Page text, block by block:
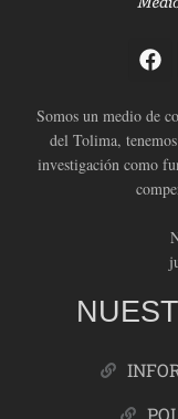
Somos un medio de
del Tolima,
investigación como